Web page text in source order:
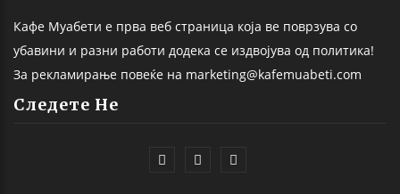
Кафе Муабети е прва веб страница која ве поврзува со
убавини и разни работи додека се издвојува од политика!
За рекламирање повеќе на marketing@kafemuabeti.com
Следете Не